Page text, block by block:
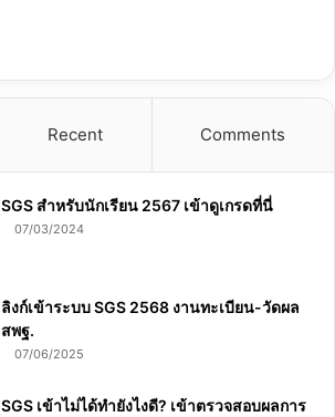
Recent Comments
SGS สําหรับนักเรียน 2567 เข้าดูเกรดที่นี่
07/03/2024
ลิงก์เข้าระบบ SGS 2568 งานทะเบียน-วัดผล
สพฐ.
07/06/2025
SGS เข้าไม่ได้ทำยังไงดี? เข้าตรวจสอบผลการ